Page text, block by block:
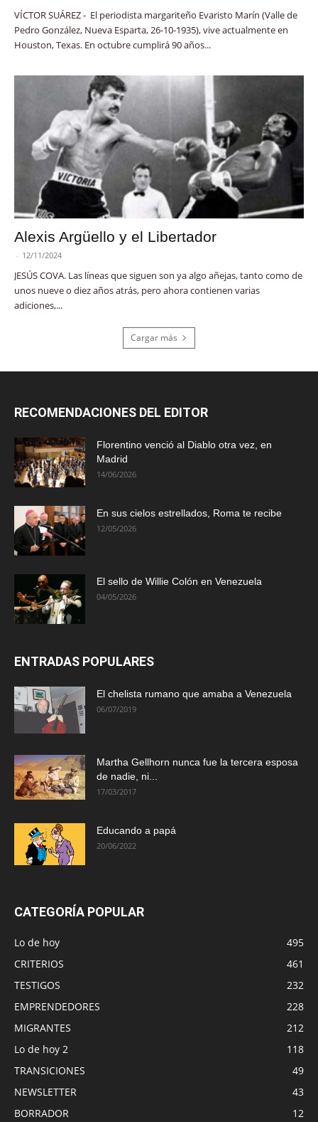
VÍCTOR SUÁREZ - El periodista margariteño Evaristo Marín (Valle de
Pedro González, Nueva Esparta, 26-10-1935), vive actualmente en
Houston, Texas. En octubre cumplirá 90 años...
Alexis Argüello y el Libertador
- 12/11/2024
JESÚS COVA. Las líneas que siguen son ya algo añejas, tanto como de
unos nueve o diez años atrás, pero ahora contienen varias
adiciones,...
Cargar más
RECOMENDACIONES DEL EDITOR
Florentino venció al Diablo otra vez, en
Madrid
14/06/2026
En sus cielos estrellados, Roma te recibe
12/05/2026
El sello de Willie Colón en Venezuela
04/05/2026
ENTRADAS POPULARES
El chelista rumano que amaba a Venezuela
06/07/2019
Martha Gellhorn nunca fue la tercera esposa
de nadie, ni...
17/03/2017
Educando a papá
20/06/2022
CATEGORÍA POPULAR
Lo de hoy
495
CRITERIOS
461
TESTIGOS
232
EMPRENDEDORES
228
MIGRANTES
212
Lo de hoy 2
118
TRANSICIONES
49
NEWSLETTER
43
BORRADOR
12